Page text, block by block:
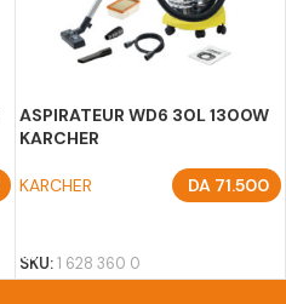
ASPIRATEUR WD6 30L 1300W
KARCHER
KARCHER DA 71.500
SKU:1 628 360 0